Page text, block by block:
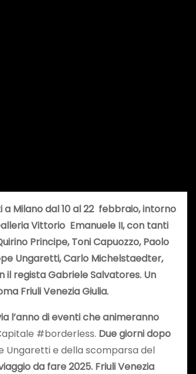
a Milano dal 10 al 22 febbraio, intorno
Vittorio Emanuele II, con tanti
Principe, Toni Capuozzo, Paolo
Ungaretti, Carlo Michelstaedter,
regista Gabriele Salvatores. Un
Friuli Venezia Giulia.
l’anno di eventi che animeranno
#borderless. Due giorni dopo
Ungaretti e della scomparsa del
da fare 2025. Friuli Venezia